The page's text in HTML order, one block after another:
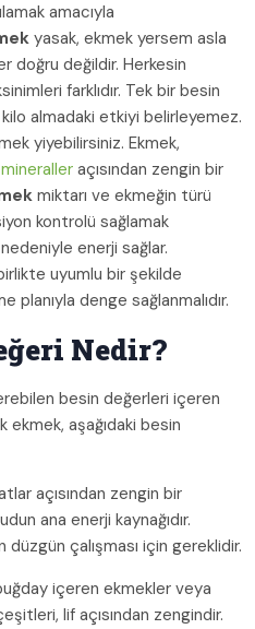
amacıyla
yasak, ekmek yersem asla
doğru değildir. Herkesin
farklıdır. Tek bir besin
almadaki etkiyi belirleyemez.
yiyebilirsiniz. Ekmek,
mineraller açısından zengin bir
miktarı ve ekmeğin türü
kontrolü sağlamak
enerji sağlar.
uyumlu bir şekilde
planıyla denge sağlanmalıdır.
Nedir?
besin değerleri içeren
ekmek, aşağıdaki besin
açısından zengin bir
ana enerji kaynağıdır.
düzgün çalışması için gereklidir.
içeren ekmekler veya
lif açısından zengindir.